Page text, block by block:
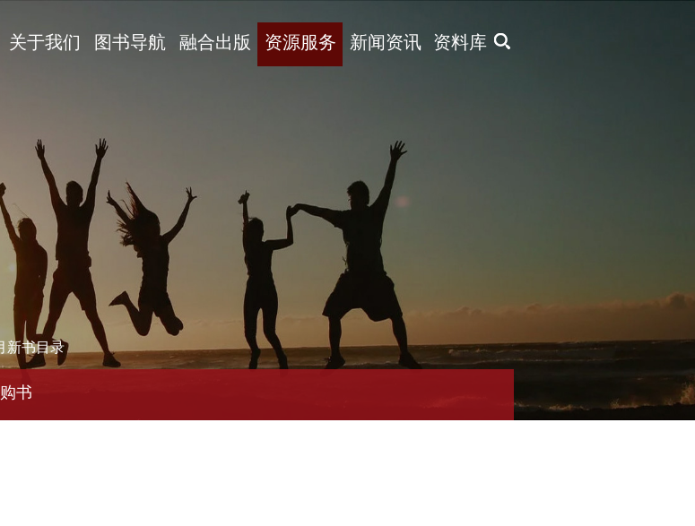
X
关于我们 图书导航 融合出版 资源服务 新闻资讯 资料库
新书目录
书